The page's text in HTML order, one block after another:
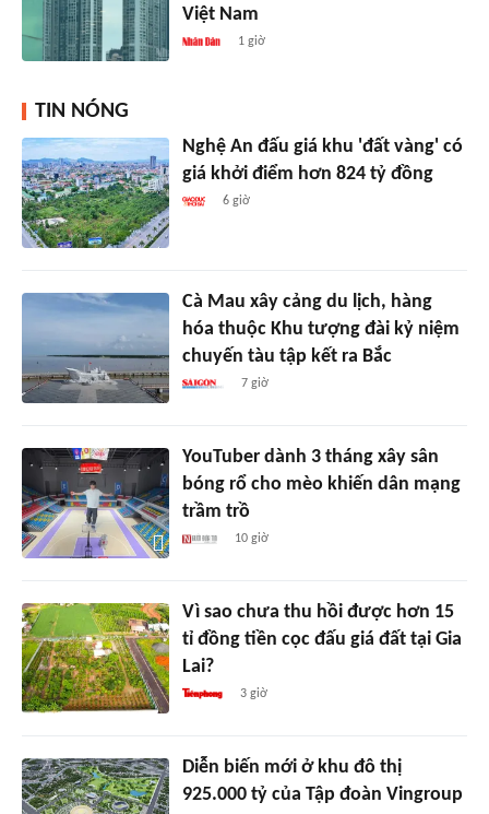
Việt Nam
1 giờ
TIN NÓNG
Nghệ An đấu giá khu 'đất vàng' có
giá khởi điểm hơn 824 tỷ đồng
6 giờ
Cà Mau xây cảng du lịch, hàng
hóa thuộc Khu tượng đài kỷ niệm
chuyến tàu tập kết ra Bắc
7 giờ
YouTuber dành 3 tháng xây sân
bóng rổ cho mèo khiến dân mạng
trầm trồ
10 giờ
Vì sao chưa thu hồi được hơn 15
tỉ đồng tiền cọc đấu giá đất tại Gia
Lai?
3 giờ
Diễn biến mới ở khu đô thị
925.000 tỷ của Tập đoàn Vingroup